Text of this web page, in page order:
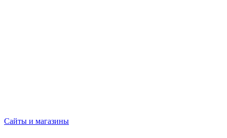
Сайты и магазины